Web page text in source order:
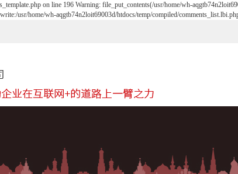
on line 196 Warning: file_put_contents(/usr/home/wh-
usr/home/wh-aqgtb74n2loit69003d/htdocs/temp/compiled/